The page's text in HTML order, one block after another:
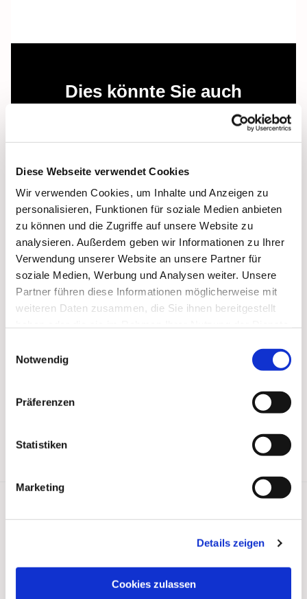
Diese Webseite verwendet Cookies
Wir verwenden Cookies, um Inhalte und Anzeigen zu
personalisieren, Funktionen für soziale Medien anbieten
zu können und die Zugriffe auf unsere Website zu
analysieren. Außerdem geben wir Informationen zu Ihrer
Verwendung unserer Website an unsere Partner für
soziale Medien, Werbung und Analysen weiter. Unsere
Partner führen diese Informationen möglicherweise mit
weiteren Daten zusammen, die Sie ihnen bereitgestellt
Notwendig
Präferenzen
Statistiken
Marketing
Details zeigen
Cookies zulassen
Dies könnte Sie auch
interessieren